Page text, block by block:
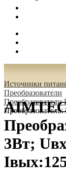
Источники
Преобразователи
Преобразователи
3Вт;